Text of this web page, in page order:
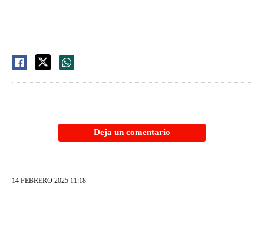
Deja un comentario
14 FEBRERO 2025 11:18